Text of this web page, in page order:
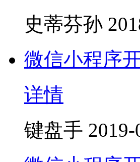
史蒂芬孙
微信小程序
详情
键盘手